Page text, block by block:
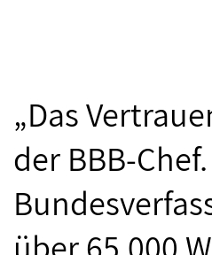
„Das
der BBB-